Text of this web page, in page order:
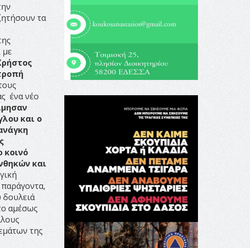
τα
με
ένα νέο
και ο
και
αμέσως
της